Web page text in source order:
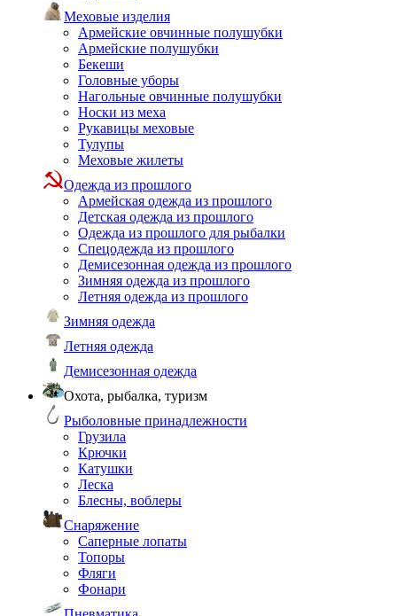
Меховые изделия
Армейские овчинные полушубки
Армейские полушубки
Бекеши
Головные уборы
Нагольные овчинные полушубки
Носки из меха
Рукавицы меховые
Тулупы
Меховые жилеты
Одежда из прошлого
Армейская одежда из прошлого
Детская одежда из прошлого
Одежда из прошлого для рыбалки
Спецодежда из прошлого
Демисезонная одежда из прошлого
Зимняя одежда из прошлого
Летняя одежда из прошлого
Зимняя одежда
Летняя одежда
Демисезонная одежда
Охота, рыбалка, туризм
Рыболовные принадлежности
Грузила
Крючки
Катушки
Леска
Блесны, воблеры
Снаряжение
Саперные лопаты
Топоры
Фляги
Фонари